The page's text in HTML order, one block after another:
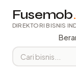
Fusemob
DIREKTORI BISNIS